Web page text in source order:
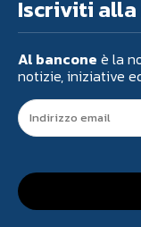
Iscriviti
Al bancone è la
notizie, iniziative